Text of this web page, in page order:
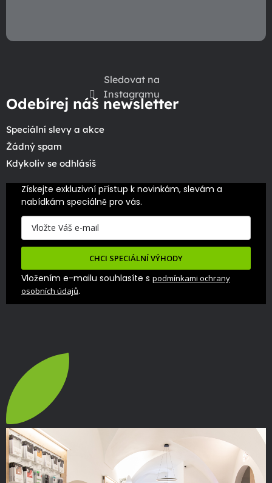
Sledovat na
Instagramu
Odebírej náš newsletter
Speciální slevy a akce
Žádný spam
Kdykoliv se odhlásíš
Získejte exkluzivní přístup k novinkám, slevám a
nabídkám speciálně pro vás.
CHCI SPECIÁLNÍ VÝHODY
Vložením e-mailu souhlasíte s podmínkami ochrany
osobních údajů.